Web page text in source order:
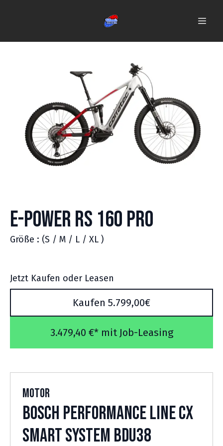
E-Power RS 160 Pro
Größe : (S / M / L / XL )
Jetzt Kaufen oder Leasen
Kaufen 5.799,00€
3.479,40 €* mit Job-Leasing
Motor
Bosch Performance Line CX
Smart System BDU38